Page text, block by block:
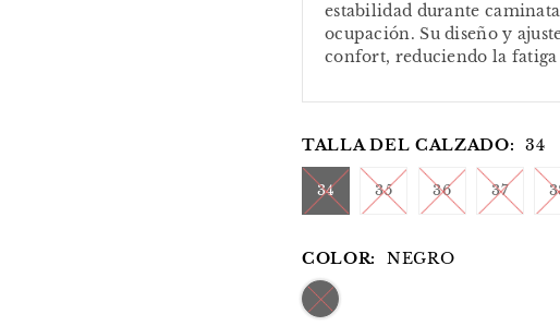
estabilidad durante
ocupación. Su diseño y
confort, reduciendo la
TALLA DEL CALZADO: 34
34 35 36 37
COLOR: NEGRO